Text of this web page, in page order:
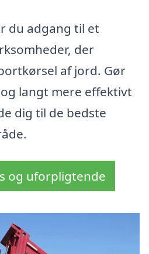
du adgang til et
der
af jord. Gør
langt mere effektivt
dig til de bedste
og uforpligtende